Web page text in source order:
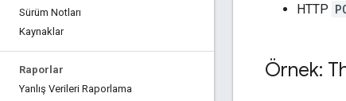
Sürüm Notları
Kaynaklar
Raporlar
Yanlış Verileri Raporlama
HTTP
Örnek: